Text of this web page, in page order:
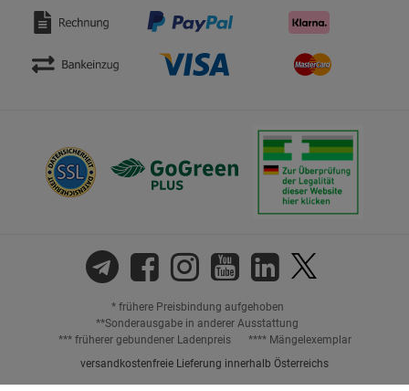
* frühere Preisbindung aufgehoben
**Sonderausgabe in anderer Ausstattung
*** früherer gebundener Ladenpreis
**** Mängelexemplar
versandkostenfreie Lieferung innerhalb Österreichs